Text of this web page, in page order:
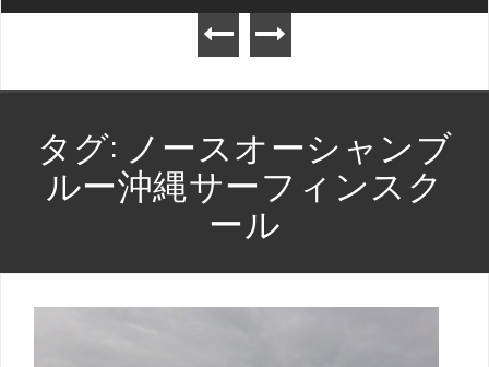
タグ: ノースオーシャンブ
ルー沖縄サーフィンスク
ール